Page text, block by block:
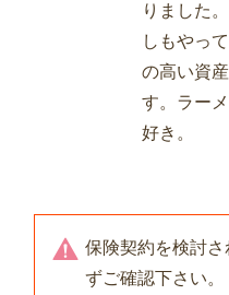
りました
しもやっ
の高い資
す。ラー
好き。
保険契約を検討
ずご確認下さい。